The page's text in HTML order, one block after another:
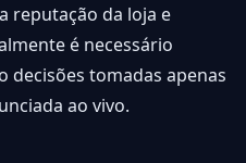
reputação da loja e
é necessário
decisões tomadas apenas
ao vivo.